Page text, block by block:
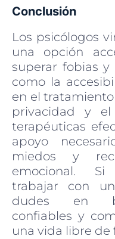
Conclusión
Los psicólogos
una opción
superar fobias y
como la
en el
privacidad y
terapéuticas
apoyo
miedos y
emocional. Si
trabajar con
dudes en
confiables y
una vida libre de